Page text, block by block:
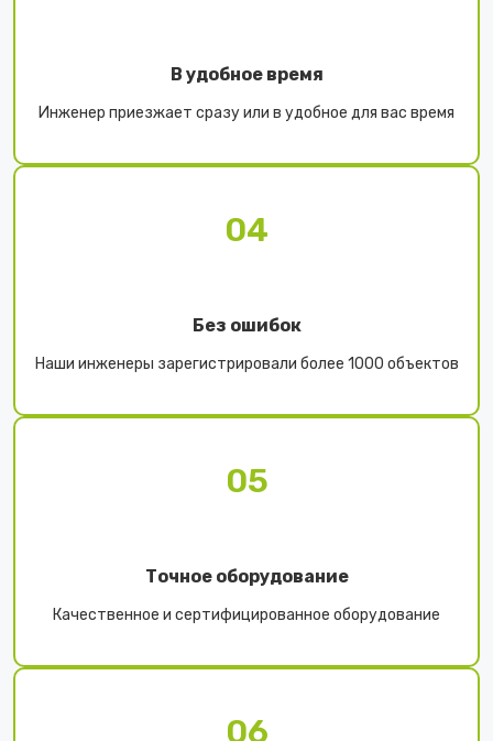
В удобное время
Инженер приезжает сразу или в удобное для вас время
04
Без ошибок
Наши инженеры зарегистрировали более 1000 объектов
05
Точное оборудование
Качественное и сертифицированное оборудование
06